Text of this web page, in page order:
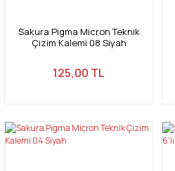
Sakura Pigma Micron Teknik
Çizim Kalemi 08 Siyah
125,00 TL